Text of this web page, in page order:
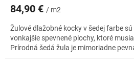
84,90 € / m2
Žulové dlažobné kocky v šedej farbe
vonkajšie spevnené plochy, ktoré
Prírodná šedá žula je mimoriadne